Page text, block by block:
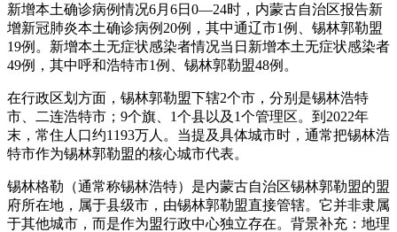
新增本土确诊病例情况6月6日0—24时，内蒙古自治区报告新
增新冠肺炎本土确诊病例20例，其中通辽市1例、锡林郭勒盟
19例。新增本土无症状感染者情况当日新增本土无症状感染者
49例，其中呼和浩特市1例、锡林郭勒盟48例。
在行政区划方面，锡林郭勒盟下辖2个市，分别是锡林浩特
市、二连浩特市；9个旗、1个县以及1个管理区。到2022年
末，常住人口约1193万人。当提及具体城市时，通常把锡林浩
特市作为锡林郭勒盟的核心城市代表。
锡林格勒（通常称锡林浩特）是内蒙古自治区锡林郭勒盟的盟
府所在地，属于县级市，由锡林郭勒盟直接管辖。它并非隶属
于其他城市，而是作为盟行政中心独立存在。背景补充：地理